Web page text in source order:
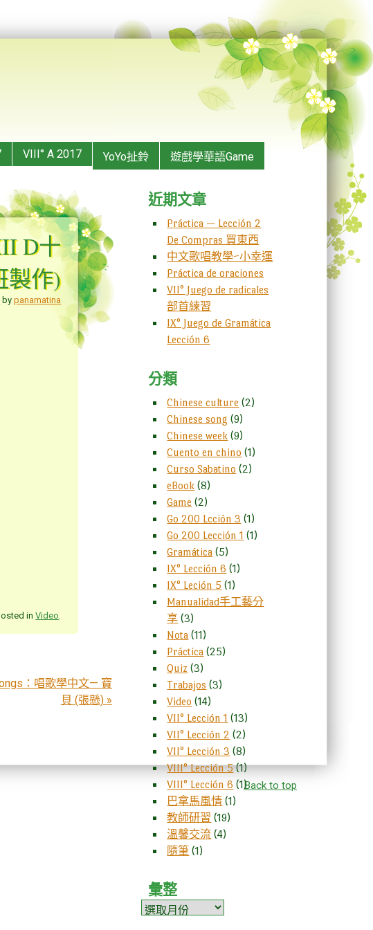
VIII° A 2017 YoYo扯鈴 遊戲學華語Game
D十
製作)
bypanamatina
inVideo.
：唱歌學中文— 寶
貝 (張懸) »
近期文章
Práctica — Lección 2
De Compras 買東西
中文歌唱教學~小幸運
Práctica de oraciones
VII° Juego de radicales
部首練習
IX° Juego de Gramática
Lección 6
分類
Chinese culture (2)
Chinese song (9)
Chinese week (9)
Cuento en chino (1)
Curso Sabatino (2)
eBook (8)
Game (2)
Go 200 Lcción 3 (1)
Go 200 Lección 1 (1)
Gramática (5)
IX° Lección 6 (1)
IX° Leción 5 (1)
Manualidad手工藝分
享 (3)
Nota (11)
Práctica (25)
Quiz (3)
Trabajos (3)
Video (14)
VII° Lección 1 (13)
VII° Lección 2 (2)
VII° Lección 3 (8)
VIII° Lección 5(1)
VIII° Lección 6 (1)
巴拿馬風情 (1)
教師研習 (19)
溫馨交流 (4)
隨筆 (1)
彙整
彙
Back to top